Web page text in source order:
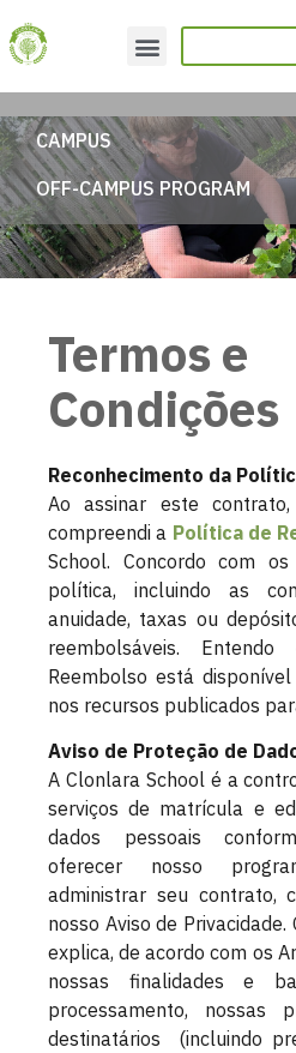
CAMPUS
OFF-CAMPUS PROGRAM
Termos e
Condições
Reconhecimento da
Ao assinar este
compreendi a Política de
School. Concordo com
política, incluindo as
anuidade, taxas ou
reembolsáveis.
Reembolso está
nos recursos publicados
Aviso de Proteção de
A Clonlara School é a
serviços de matrícula e
dados pessoais
oferecer nosso
administrar seu contrato,
nosso Aviso de Privacidade.
explica, de acordo com os
nossas finalidades e
processamento, nossas
destinatários (incluindo